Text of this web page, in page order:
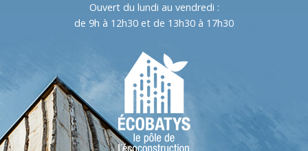
Ouvert du lundi au vendredi :
de 9h à 12h30 et de 13h30 à 17h30